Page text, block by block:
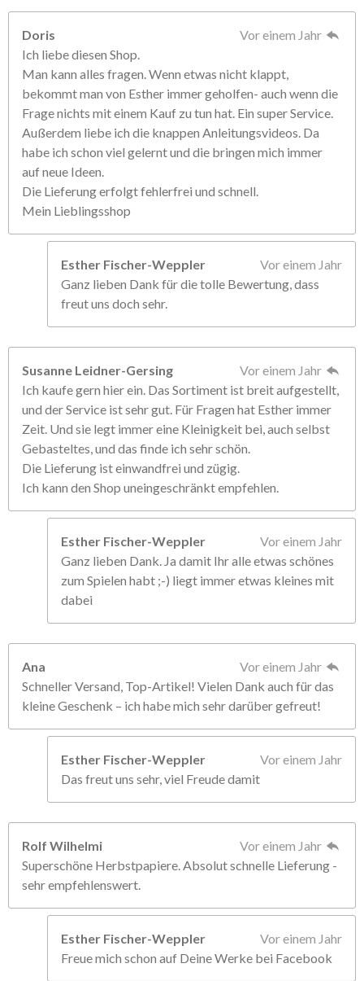
Doris
Vor einem Jahr
Ich liebe diesen Shop.
Man kann alles fragen. Wenn etwas nicht klappt,
bekommt man von Esther immer geholfen- auch wenn die
Frage nichts mit einem Kauf zu tun hat. Ein super Service.
Außerdem liebe ich die knappen Anleitungsvideos. Da
habe ich schon viel gelernt und die bringen mich immer
auf neue Ideen.
Die Lieferung erfolgt fehlerfrei und schnell.
Mein Lieblingsshop
Esther Fischer-Weppler
Vor einem Jahr
Ganz lieben Dank für die tolle Bewertung, dass
freut uns doch sehr.
Susanne Leidner-Gersing
Vor einem Jahr
Ich kaufe gern hier ein. Das Sortiment ist breit aufgestellt,
und der Service ist sehr gut. Für Fragen hat Esther immer
Zeit. Und sie legt immer eine Kleinigkeit bei, auch selbst
Gebasteltes, und das finde ich sehr schön.
Die Lieferung ist einwandfrei und zügig.
Ich kann den Shop uneingeschränkt empfehlen.
Esther Fischer-Weppler
Vor einem Jahr
Ganz lieben Dank. Ja damit Ihr alle etwas schönes
zum Spielen habt ;-) liegt immer etwas kleines mit
dabei
Ana
Vor einem Jahr
Schneller Versand, Top-Artikel! Vielen Dank auch für das
kleine Geschenk – ich habe mich sehr darüber gefreut!
Esther Fischer-Weppler
Vor einem Jahr
Das freut uns sehr, viel Freude damit
Rolf Wilhelmi
Vor einem Jahr
Superschöne Herbstpapiere. Absolut schnelle Lieferung -
sehr empfehlenswert.
Esther Fischer-Weppler
Vor einem Jahr
Freue mich schon auf Deine Werke bei Facebook